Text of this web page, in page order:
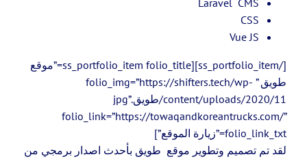
CSS
Vue JS
[/ss_portfolio_item][ss_portfolio_item folio_title=”موقع
طويق ” folio_img=”https://shifters.tech/wp-
content/uploads/2020/11/طويق.jpg”
folio_link=”https://towaqandkoreantrucks.com/”
folio_link_txt=”زيارة الموقع”]
لقد تم تصميم وتطوير موقع طويق بأحدث اصدار برمجي من